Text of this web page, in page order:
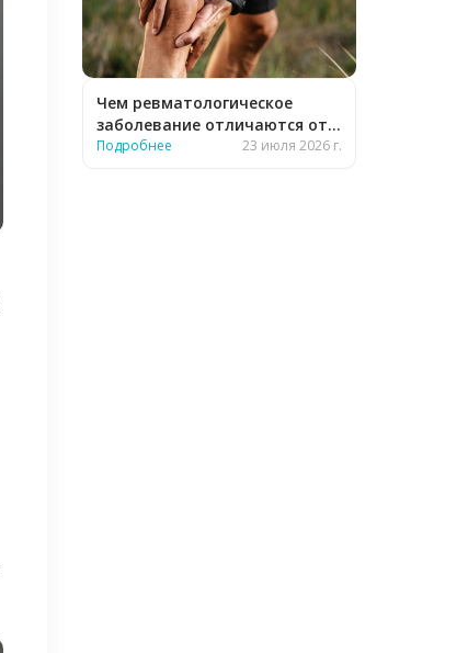
Чем ревматологическое
заболевание отличаются от
обычного?
Подробнее 23 июля 2026 г.